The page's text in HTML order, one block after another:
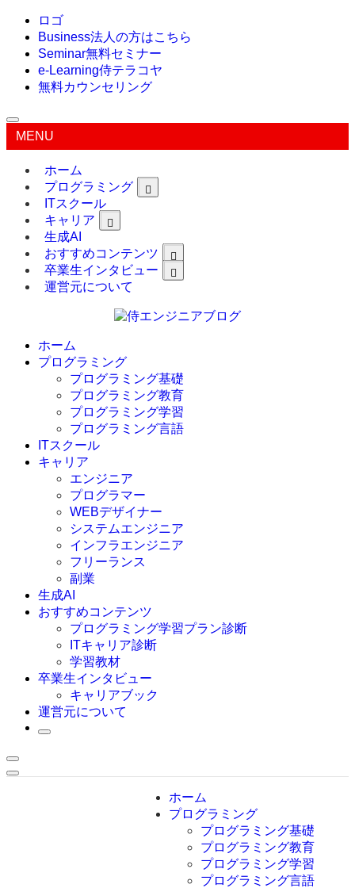
ロゴ
Business法人の方はこちら
Seminar無料セミナー
e-Learning侍テラコヤ
無料カウンセリング
MENU
ホーム
プログラミング
ITスクール
キャリア
生成AI
おすすめコンテンツ
卒業生インタビュー
運営元について
ホーム
プログラミング
プログラミング基礎
プログラミング教育
プログラミング学習
プログラミング言語
C言語
C#
VBA
Go言語
Kotlin
Java
JavaScript
Swift
Ruby
その他言語
ITスクール
キャリア
エンジニア
プログラマー
WEBデザイナー
システムエンジニア
インフラエンジニア
フリーランス
副業
生成AI
おすすめコンテンツ
プログラミング学習プラン診断
ITキャリア診断
学習教材
卒業生インタビュー
キャリアブック
運営元について
ホーム
プログラミング
プログラミング基礎
プログラミング教育
プログラミング学習
プログラミング言語